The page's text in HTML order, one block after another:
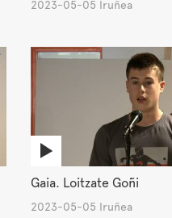
2023-05-05 Iruñea
Gaia. Loitzate Goñi
2023-05-05 Iruñea